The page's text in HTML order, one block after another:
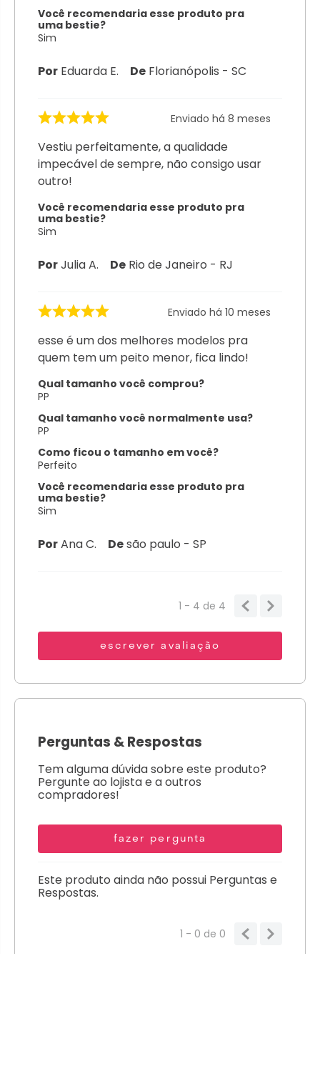
Você recomendaria esse produto pra
uma bestie?
Sim
Por Eduarda E. De Florianópolis - SC
Enviado há 8 meses
Vestiu perfeitamente, a qualidade
impecável de sempre, não consigo usar
outro!
Você recomendaria esse produto pra
uma bestie?
Sim
PorJulia A. De Rio de Janeiro - RJ
Enviado há 10 meses
esse é um dos melhores modelos pra
quem tem um peito menor, fica lindo!
Qual tamanho você comprou?
PP
Qual tamanho você normalmente usa?
PP
Como ficou o tamanho em você?
Perfeito
Você recomendaria esse produto pra
uma bestie?
Sim
PorAna C. Desão paulo - SP
1 - 4 de 4
escrever avaliação
Perguntas &Respostas
Tem alguma dúvida sobre este produto?
Pergunte ao lojista e a outros
compradores!
fazer pergunta
Este produto ainda não possui Perguntas e
Respostas.
1 - 0 de 0